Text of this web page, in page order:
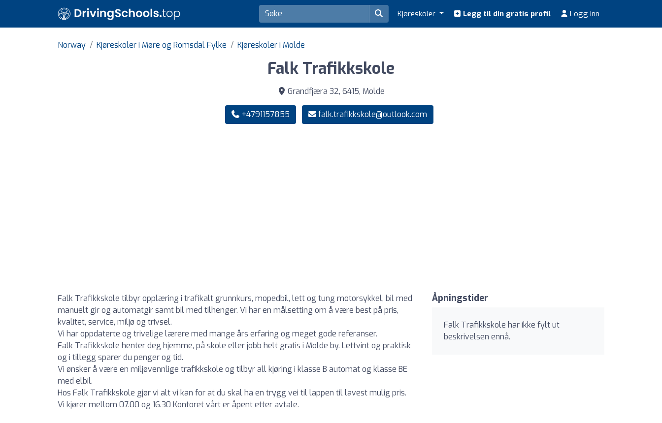
Kjøreskoler Legg til din gratis profil Logg inn
Norway Kjøreskoler i Møre og Romsdal Fylke Kjøreskoler i Molde
Falk Trafikkskole
Grandfjæra 32, 6415, Molde
+4791157855 falk.trafikkskole@outlook.com
Falk Trafikkskole tilbyr opplæring i trafikalt grunnkurs, mopedbil, lett og tung motorsykkel, bil med
manuelt gir og automatgir samt bil med tilhenger. Vi har en målsetting om å være best på pris,
kvalitet, service, miljø og trivsel.
Vi har oppdaterte og trivelige lærere med mange års erfaring og meget gode referanser.
Falk Trafikkskole henter deg hjemme, på skole eller jobb helt gratis i Molde by. Lettvint og praktisk
og i tillegg sparer du penger og tid.
Vi ønsker å være en miljøvennlige trafikkskole og tilbyr all kjøring i klasse B automat og klasse BE
med elbil.
Hos Falk Trafikkskole gjør vi alt vi kan for at du skal ha en trygg vei til lappen til lavest mulig pris.
Vi kjører mellom 07.00 og 16.30 Kontoret vårt er åpent etter avtale.
Åpningstider
Falk Trafikkskole har ikke fylt ut
beskrivelsen ennå.